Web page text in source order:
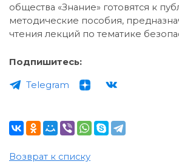
общества «Знание» готовятся к
методические пособия,
чтения лекций по тематике
Подпишитесь:
Telegram
Возврат к списку